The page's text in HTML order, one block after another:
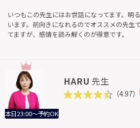
いつもこの先生にはお世話になってます。明
います。前向きになれるのでオススメの先生
てますが、感情を読み解くのが得意です。
本日23:00～予約OK
HARU 先生
（4.97）